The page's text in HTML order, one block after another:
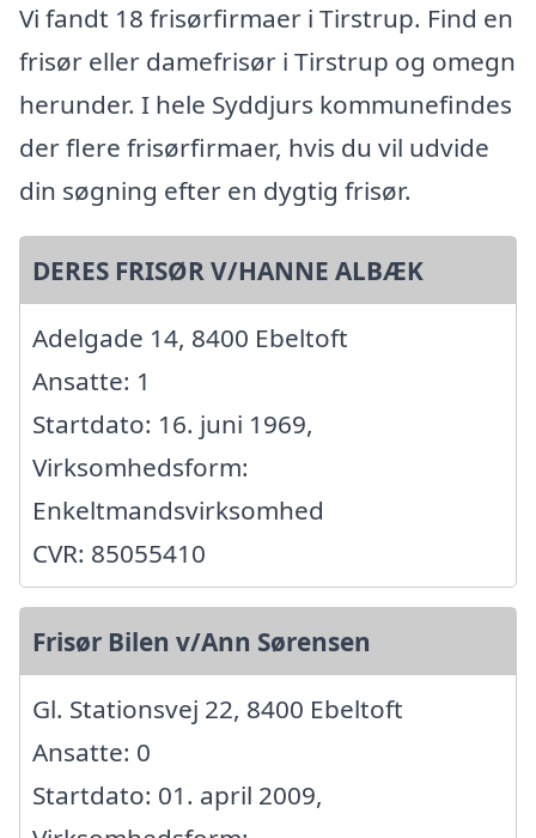
Vi fandt 18 frisørfirmaer i Tirstrup. Find en
frisør eller damefrisør i Tirstrup og omegn
herunder. I hele Syddjurs kommunefindes
der flere frisørfirmaer, hvis du vil udvide
din søgning efter en dygtig frisør.
DERES FRISØR V/HANNE ALBÆK
Adelgade 14, 8400 Ebeltoft
Ansatte: 1
Startdato: 16. juni 1969,
Virksomhedsform:
Enkeltmandsvirksomhed
CVR: 85055410
Frisør Bilen v/Ann Sørensen
Gl. Stationsvej 22, 8400 Ebeltoft
Ansatte: 0
Startdato: 01. april 2009,